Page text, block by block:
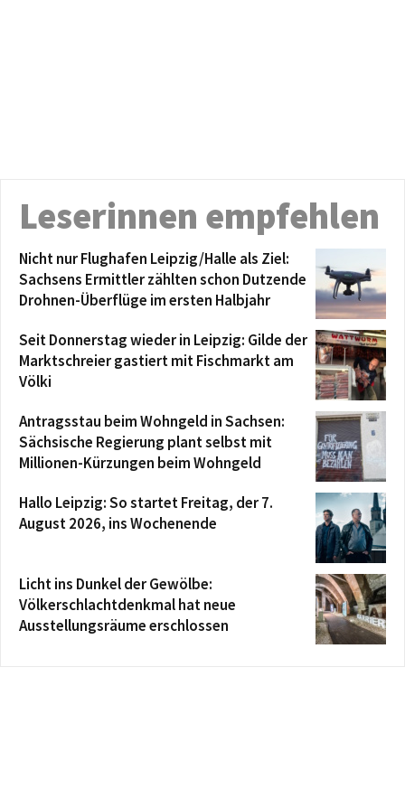
Leserinnen empfehlen
Nicht nur Flughafen Leipzig/Halle als Ziel:
Sachsens Ermittler zählten schon Dutzende
Drohnen-Überflüge im ersten Halbjahr
Seit Donnerstag wieder in Leipzig: Gilde der
Marktschreier gastiert mit Fischmarkt am
Völki
Antragsstau beim Wohngeld in Sachsen:
Sächsische Regierung plant selbst mit
Millionen-Kürzungen beim Wohngeld
Hallo Leipzig: So startet Freitag, der 7.
August 2026, ins Wochenende
Licht ins Dunkel der Gewölbe:
Völkerschlachtdenkmal hat neue
Ausstellungsräume erschlossen